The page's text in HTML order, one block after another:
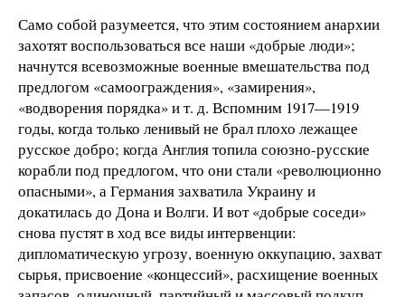
Само собой разумеется, что этим состоянием анархии
захотят воспользоваться все наши «добрые люди»;
начнутся всевозможные военные вмешательства под
предлогом «самоограждения», «замирения»,
«водворения порядка» и т. д. Вспомним 1917—1919
годы, когда только ленивый не брал плохо лежащее
русское добро; когда Англия топила союзно-русские
корабли под предлогом, что они стали «революционно
опасными», а Германия захватила Украину и
докатилась до Дона и Волги. И вот «добрые соседи»
снова пустят в ход все виды интервенции:
дипломатическую угрозу, военную оккупацию, захват
сырья, присвоение «концессий», расхищение военных